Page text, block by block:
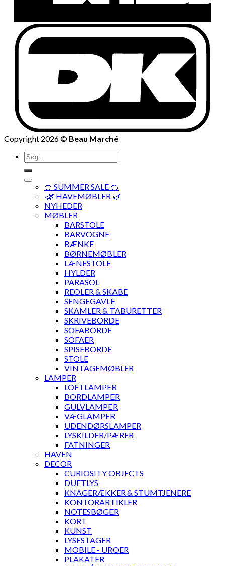
Copyright 2026 © Beau Marché
Søg
efter:
🍊 SUMMER SALE 🍊
·🌿 HAVEMØBLER 🌿
NYHEDER
MØBLER
BARSTOLE
BARVOGNE
BÆNKE
BØRNEMØBLER
LÆNESTOLE
HYLDER
PARASOL
REOLER & SKABE
SENGEGAVLE
SKAMLER & TABURETTER
SKRIVEBORDE
SOFABORDE
SOFAER
SPISEBORDE
STOLE
VINTAGEMØBLER
LAMPER
LOFTLAMPER
BORDLAMPER
GULVLAMPER
VÆGLAMPER
UDENDØRSLAMPER
LYSKILDER/PÆRER
FATNINGER
HAVEN
DECOR
CURIOSITY OBJECTS
DUFTLYS
KNAGERÆKKER & STUMTJENERE
KONTORARTIKLER
NOTESBØGER
KORT
KUNST
LYSESTAGER
MOBILE - UROER
PLAKATER